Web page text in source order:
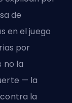
de
en el juego
por
no la
— la
la